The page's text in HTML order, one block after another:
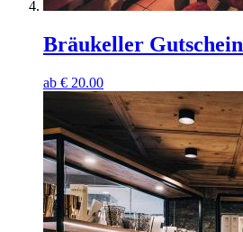
Bräukeller Gutschein
ab € 20.00